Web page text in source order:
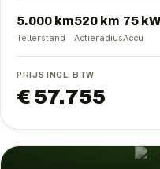
5.000 km
Tellerstand
520 km
Actieradius
75
Accu
PRIJS INCL. BTW
€ 57.755